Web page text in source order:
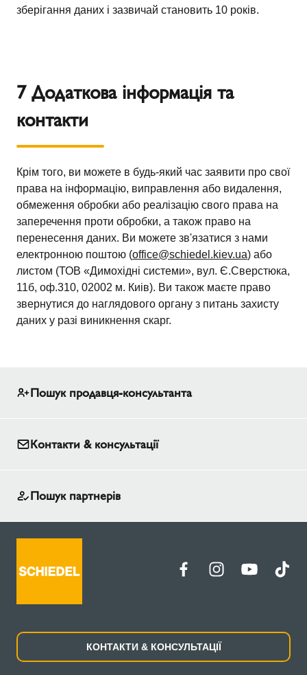
зберігання даних і зазвичай становить 10 років.
7 Додаткова інформація та
контакти
Крім того, ви можете в будь-який час заявити про свої
права на інформацію, виправлення або видалення,
обмеження обробки або реалізацію свого права на
заперечення проти обробки, а також право на
перенесення даних. Ви можете зв'язатися з нами
електронною поштою (office@schiedel.kiev.ua) або
листом (ТОВ «Димохідні системи», вул. Є.Сверстюка,
11б, оф.310, 02002 м. Киів). Ви також маєте право
звернутися до наглядового органу з питань захисту
даних у разі виникнення скарг.
Пошук продавця-консультанта
Контакти & консультації
Пошук партнерів
КОНТАКТИ & КОНСУЛЬТАЦІЇ